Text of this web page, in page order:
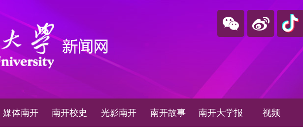
媒体南开 南开校史 光影南开 南开故事 南开大学报 视频